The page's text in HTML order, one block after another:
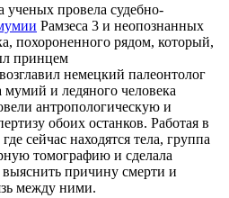
провела судебно-
Рамзеса 3 и неопознанных
похороненного рядом, который,
принцем
немецкий палеонтолог
мумий и ледяного человека
антропологическую и
обоих останков. Работая в
сейчас находятся тела, группа
томографию и сделала
причину смерти и
между ними.